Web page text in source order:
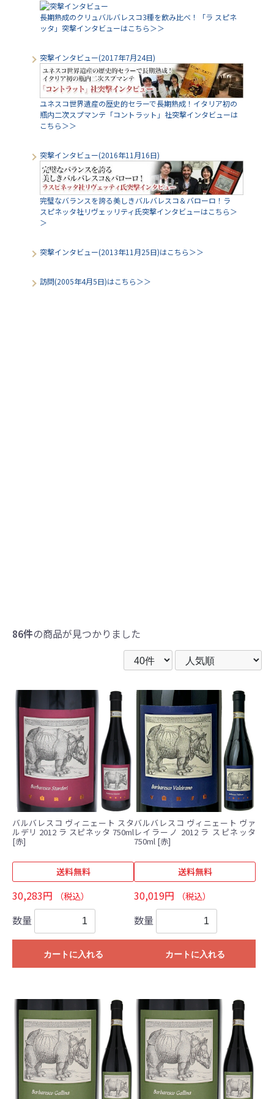
長期熟成のクリュバルバレスコ3種を飲み比べ！「ラ スピネ
ッタ」突撃インタビューはこちら＞＞
突撃インタビュー(2017年7月24日)
ユネスコ世界遺産の歴史的セラーで長期熟成！イタリア初の
瓶内二次スプマンテ「コントラット」社突撃インタビューは
こちら＞＞
突撃インタビュー(2016年11月16日)
完璧なバランスを誇る美しきバルバレスコ＆バローロ！ラ
スピネッタ社リヴェッリティ氏突撃インタビューはこちら＞
＞
突撃インタビュー(2013年11月25日)はこちら＞＞
訪問(2005年4月5日)はこちら＞＞
86件の商品が見つかりました
バルバレスコ ヴィニェート スタ
ルデリ 2012 ラ スピネッタ 750ml
[赤]
送料無料
30,283円 （税込）
数量
カートに入れる
バルバレスコ ヴィニェート ヴァ
レイラーノ 2012 ラ スピネッタ
750ml [赤]
送料無料
30,019円 （税込）
数量
カートに入れる